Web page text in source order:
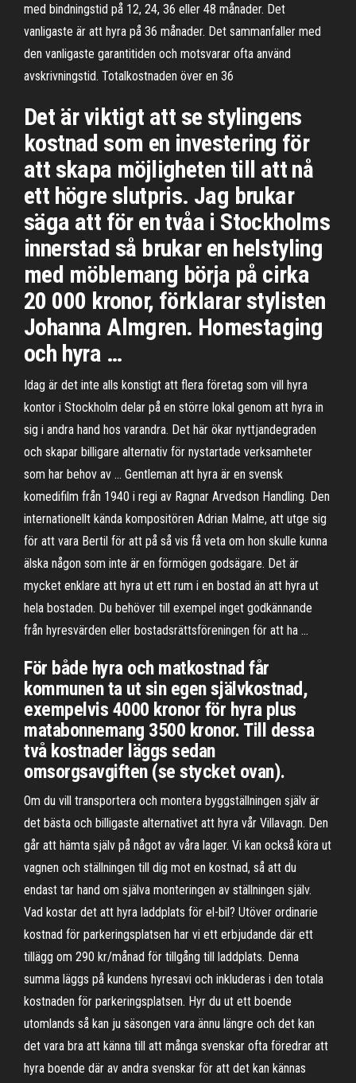
med bindningstid på 12, 24, 36 eller 48 månader. Det
vanligaste är att hyra på 36 månader. Det sammanfaller med
den vanligaste garantitiden och motsvarar ofta använd
avskrivningstid. Totalkostnaden över en 36
Det är viktigt att se stylingens
kostnad som en investering för
att skapa möjligheten till att nå
ett högre slutpris. Jag brukar
säga att för en tvåa i Stockholms
innerstad så brukar en helstyling
med möblemang börja på cirka
20 000 kronor, förklarar stylisten
Johanna Almgren. Homestaging
och hyra …
Idag är det inte alls konstigt att flera företag som vill hyra
kontor i Stockholm delar på en större lokal genom att hyra in
sig i andra hand hos varandra. Det här ökar nyttjandegraden
och skapar billigare alternativ för nystartade verksamheter
som har behov av … Gentleman att hyra är en svensk
komedifilm från 1940 i regi av Ragnar Arvedson Handling. Den
internationellt kända kompositören Adrian Malme, att utge sig
för att vara Bertil för att på så vis få veta om hon skulle kunna
älska någon som inte är en förmögen godsägare. Det är
mycket enklare att hyra ut ett rum i en bostad än att hyra ut
hela bostaden. Du behöver till exempel inget godkännande
från hyresvärden eller bostadsrättsföreningen för att ha …
För både hyra och matkostnad får
kommunen ta ut sin egen självkostnad,
exempelvis 4000 kronor för hyra plus
matabonnemang 3500 kronor. Till dessa
två kostnader läggs sedan
omsorgsavgiften (se stycket ovan).
Om du vill transportera och montera byggställningen själv är
det bästa och billigaste alternativet att hyra vår Villavagn. Den
går att hämta själv på något av våra lager. Vi kan också köra ut
vagnen och ställningen till dig mot en kostnad, så att du
endast tar hand om själva monteringen av ställningen själv.
Vad kostar det att hyra laddplats för el-bil? Utöver ordinarie
kostnad för parkeringsplatsen har vi ett erbjudande där ett
tillägg om 290 kr/månad för tillgång till laddplats. Denna
summa läggs på kundens hyresavi och inkluderas i den totala
kostnaden för parkeringsplatsen. Hyr du ut ett boende
utomlands så kan ju säsongen vara ännu längre och det kan
det vara bra att känna till att många svenskar ofta föredrar att
hyra boende där av andra svenskar för att det kan kännas